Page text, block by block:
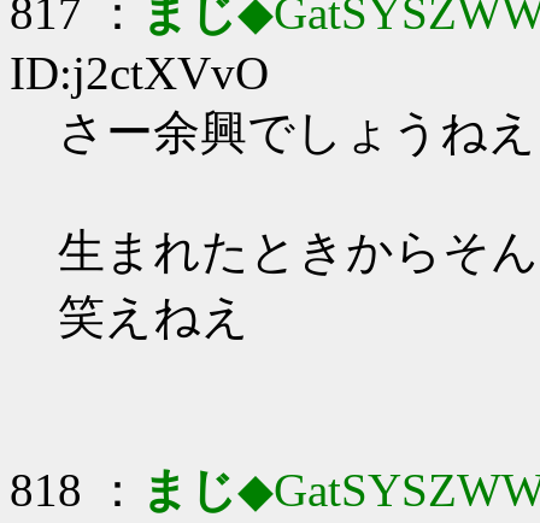
817 ： まじ
ID:j2ctXVvO
さー余興でしょうねえ
生まれたときからそ
笑えねえ
818 ： まじ